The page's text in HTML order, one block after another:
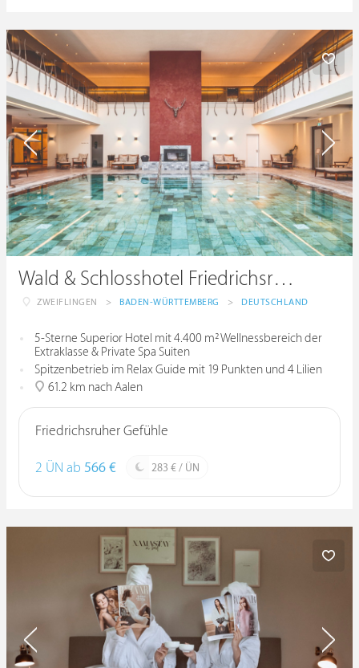
Wald & Schlosshotel Friedrichsruhe
ZWEIFLINGEN > BADEN-WÜRTTEMBERG > DEUTSCHLAND
5-Sterne Superior Hotel mit 4.400 m² Wellnessbereich der
Extraklasse & Private Spa Suiten
Spitzenbetrieb im Relax Guide mit 19 Punkten und 4 Lilien
61.2 km nach Aalen
Friedrichsruher Gefühle
2 ÜN ab 566 € 283 € / ÜN